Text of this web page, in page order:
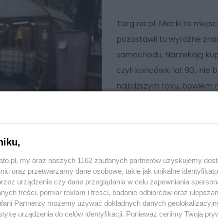
Targ na pl. Miarki to
pozostawił tu wyraźne
samochodu. Narzekają
czyli końcówki lat 90., nie
najbliższym roku,
my oraz naszych 1162 zaufanych partnerów uzyskujemy
oraz przetwarzamy dane osobowe, takie jak unikalne
urządzenie czy dane przeglądania w celu zapewniania
treści, pomiar reklam i treści, badanie odbiorców oraz
Partnerzy możemy używać dokładnych danych
urządzenia do celów identyfikacji. Ponieważ cenimy Twoją